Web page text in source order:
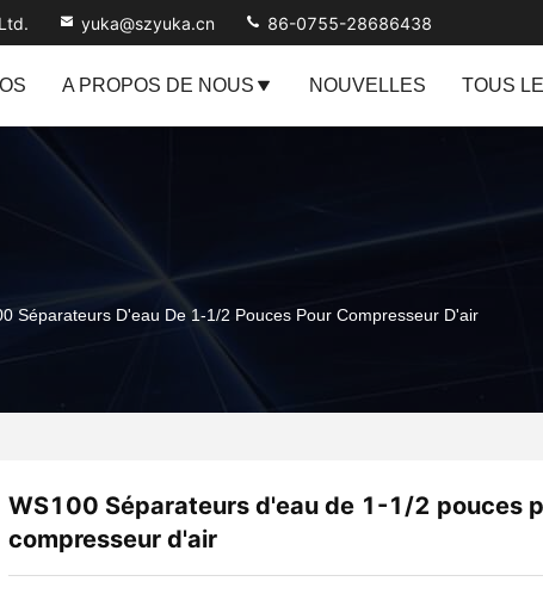
yuka@szyuka.cn 86-0755-28686438
A PROPOS DE NOUS NOUVELLES TOUS
Séparateurs D'eau De 1-1/2 Pouces Pour Compresseur D'air
WS100 Séparateurs d'eau de 1-1/2 pouces
compresseur d'air